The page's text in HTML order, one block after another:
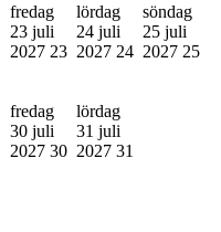
fredag
23 juli
2027 23
lördag
24 juli
2027 24
söndag
25 juli
2027 25
fredag
30 juli
2027 30
lördag
31 juli
2027 31